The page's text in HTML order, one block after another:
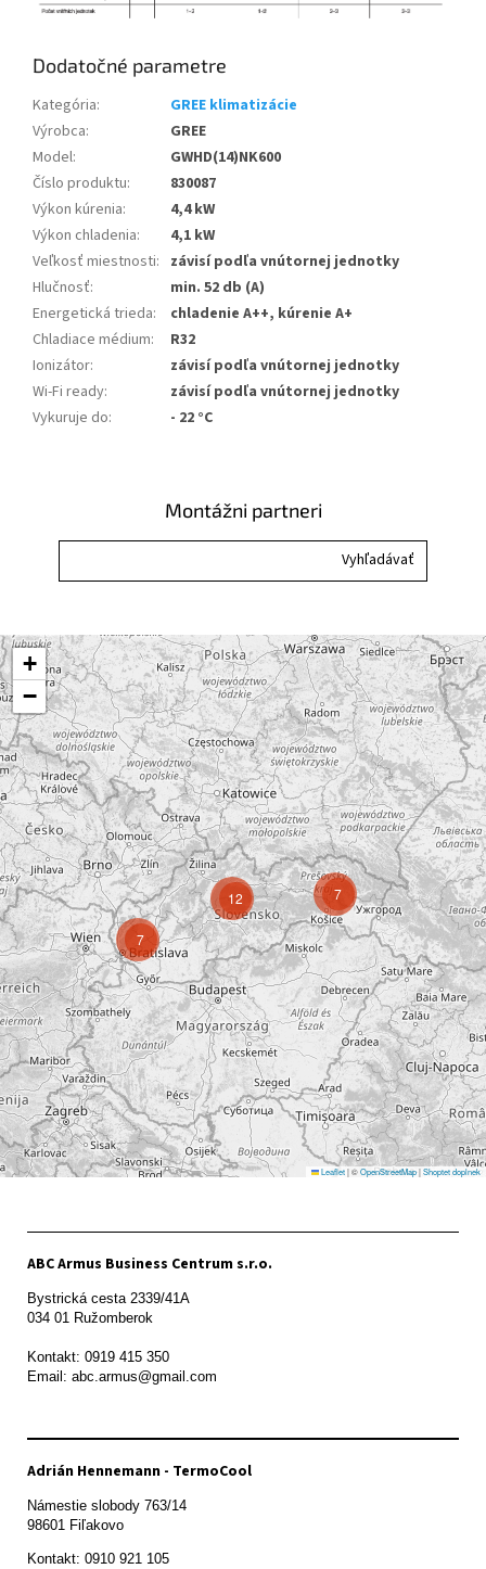
Dodatočné parametre
Kategória:
GREE klimatizácie
Výrobca:
GREE
Model:
GWHD(14)NK600
Číslo produktu:
830087
Výkon kúrenia:
4,4 kW
Výkon chladenia:
4,1 kW
Veľkosť miestnosti: závisí podľa vnútornej jednotky
Hlučnosť:
min. 52 db (A)
Energetická trieda:
chladenie A++, kúrenie A+
Chladiace médium:
R32
Ionizátor:
závisí podľa vnútornej jednotky
Wi-Fi ready:
závisí podľa vnútornej jednotky
Vykuruje do: - 22 °C
Montážni partneri
7
7
12
+
−
Leaflet|©OpenStreetMap|Shoptet doplnek
ABC Armus Business Centrum s.r.o.
Bystrická cesta 2339/41A
034 01 Ružomberok
Kontakt: 0919 415 350
Adrián Hennemann - TermoCool
Námestie slobody 763/14
98601 Fiľakovo
Kontakt: 0910 921 105